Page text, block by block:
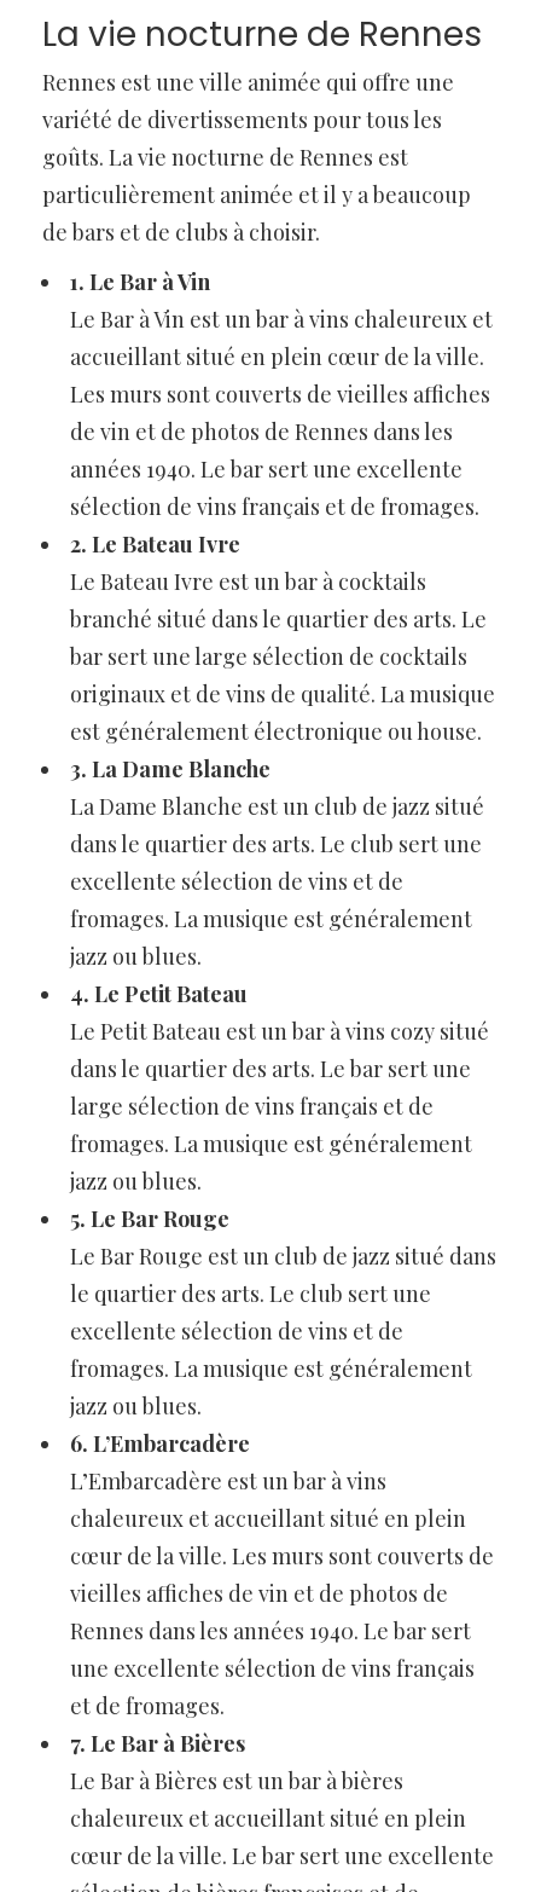
La vie nocturne de Rennes
Rennes est une ville animée qui offre une
variété de divertissements pour tous les
goûts. La vie nocturne de Rennes est
particulièrement animée et il y a beaucoup
de bars et de clubs à choisir.
1. Le Bar à Vin
Le Bar à Vin est un bar à vins chaleureux et
accueillant situé en plein cœur de la ville.
Les murs sont couverts de vieilles affiches
de vin et de photos de Rennes dans les
années 1940. Le bar sert une excellente
sélection de vins français et de fromages.
2. Le Bateau Ivre
Le Bateau Ivre est un bar à cocktails
branché situé dans le quartier des arts. Le
bar sert une large sélection de cocktails
originaux et de vins de qualité. La musique
est généralement électronique ou house.
3. La Dame Blanche
La Dame Blanche est un club de jazz situé
dans le quartier des arts. Le club sert une
excellente sélection de vins et de
fromages. La musique est généralement
jazz ou blues.
4. Le Petit Bateau
Le Petit Bateau est un bar à vins cozy situé
dans le quartier des arts. Le bar sert une
large sélection de vins français et de
fromages. La musique est généralement
jazz ou blues.
5. Le Bar Rouge
Le Bar Rouge est un club de jazz situé dans
le quartier des arts. Le club sert une
excellente sélection de vins et de
fromages. La musique est généralement
jazz ou blues.
6. L’Embarcadère
L’Embarcadère est un bar à vins
chaleureux et accueillant situé en plein
cœur de la ville. Les murs sont couverts de
vieilles affiches de vin et de photos de
Rennes dans les années 1940. Le bar sert
une excellente sélection de vins français
et de fromages.
7. Le Bar à Bières
Le Bar à Bières est un bar à bières
chaleureux et accueillant situé en plein
cœur de la ville. Le bar sert une excellente